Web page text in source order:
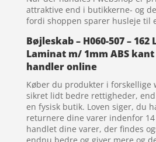
attraktive end i butikkerne- og
fordi shoppen sparer husleje til
Bøjleskab – H060-507 – 162
Laminat m/ 1mm ABS
handler online
Køber du produkter i forskellige
sikret lidt bedre rettigheder,
en fysisk butik. Loven siger, du
returnere dine varer indenfor
handlet dine varer, der findes